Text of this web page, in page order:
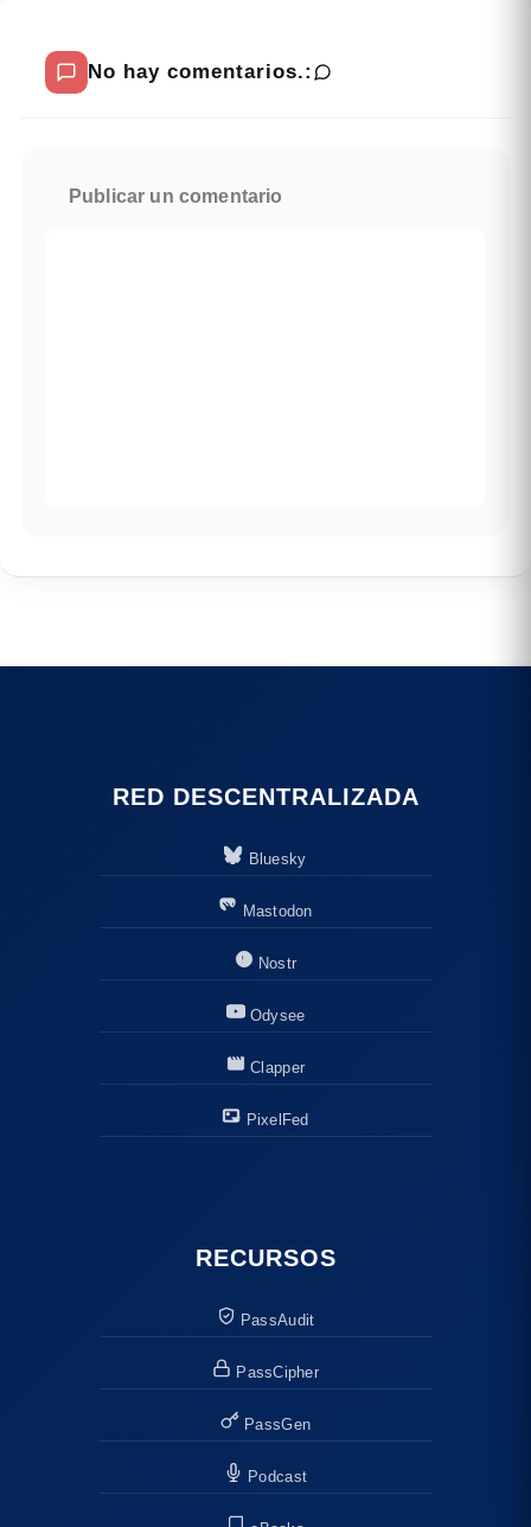
No hay comentarios.:
Publicar un comentario
RED DESCENTRALIZADA
Bluesky
Mastodon
Nostr
Odysee
Clapper
PixelFed
RECURSOS
PassAudit
PassCipher
PassGen
Podcast